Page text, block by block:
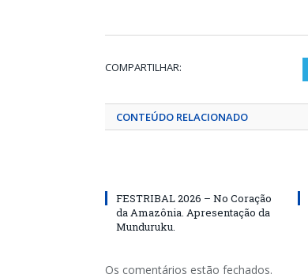
COMPARTILHAR:
CONTEÚDO RELACIONADO
FESTRIBAL 2026 – No Coração
da Amazônia. Apresentação da
Munduruku.
Os comentários estão fechados.